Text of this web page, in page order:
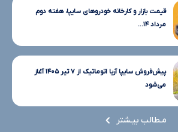
قیمت بازار و کارخانه خودروهای سایپا، هفته دوم
مرداد ۱۴...
پیش‌فروش سایپا آریا اتوماتیک از ۷ تیر ۱۴۰۵ آغاز
می‌شود
مـطالب بیـشتر